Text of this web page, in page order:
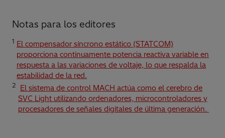
Notas para los editores
1 El compensador síncrono estático (STATCOM)
proporciona continuamente potencia reactiva variable en
respuesta a las variaciones de voltaje, lo que respalda la
estabilidad de la red.
2
El sistema de control MACH actúa como el cerebro de
SVC Light utilizando ordenadores, microcontroladores y
procesadores de señales digitales de última generación.